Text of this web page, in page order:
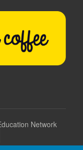
Network